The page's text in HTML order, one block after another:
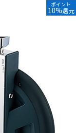
ウクレレ
パーカッション
電子ピアノ
ポイント
10%還元